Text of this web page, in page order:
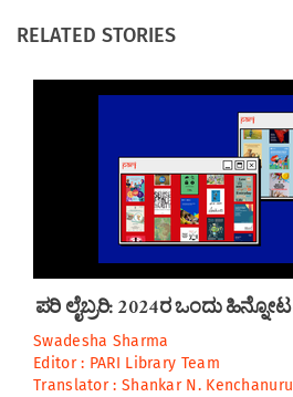
RELATED STORIES
ಪರಿ ಲೈಬ್ರರಿ: 2024ರ ಒಂದು ಹಿನ್ನೋಟ
Swadesha Sharma
Editor : PARI Library Team
Translator : Shankar N. Kenchanuru